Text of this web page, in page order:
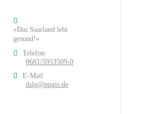
»Das Saarland lebt
gesund!«
Telefon
0681/5953509-0
E-Mail
dslg@pugis.de